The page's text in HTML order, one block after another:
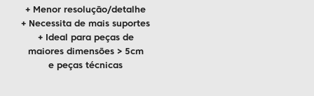
+ Menor resolução/detalhe
+ Necessita de mais suportes
+ Ideal para peças de
maiores dimensões > 5cm
e peças técnicas